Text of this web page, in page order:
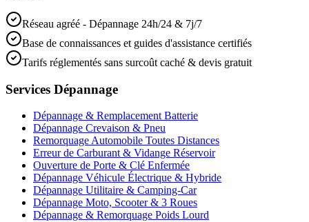
Réseau agréé - Dépannage 24h/24 & 7j/7
Base de connaissances et guides d'assistance certifiés
Tarifs réglementés sans surcoût caché & devis gratuit
Services Dépannage
Dépannage & Remplacement Batterie
Dépannage Crevaison & Pneu
Remorquage Automobile Toutes Distances
Erreur de Carburant & Vidange Réservoir
Ouverture de Porte & Clé Enfermée
Dépannage Véhicule Électrique & Hybride
Dépannage Utilitaire & Camping-Car
Dépannage Moto, Scooter & 3 Roues
Dépannage & Remorquage Poids Lourd